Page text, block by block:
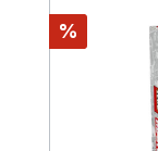
Rabatt
%